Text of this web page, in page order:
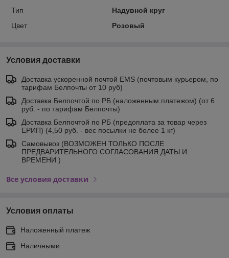
Тип
Надувной круг
Цвет
Розовый
Условия доставки
Доставка ускоренной почтой EMS (почтовым курьером, по
тарифам Белпочты от 10 руб)
Доставка Белпочтой по РБ (наложенным платежом) (от 6
руб. - по тарифам Белпочты)
Доставка Белпочтой по РБ (предоплата за товар через
ЕРИП) (4,50 руб. - вес посылки не более 1 кг)
Самовывоз (ВОЗМОЖЕН ТОЛЬКО ПОСЛЕ
ПРЕДВАРИТЕЛЬНОГО СОГЛАСОВАНИЯ ДАТЫ И
ВРЕМЕНИ )
Все условия доставки
Условия оплаты
Наложенный платеж
Наличными